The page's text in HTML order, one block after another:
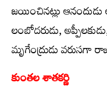
జయించినట్లు
లంబోదరుడు,
మృగేంద్రుడు వరుసగా
కుంతల శాతకర్ణి